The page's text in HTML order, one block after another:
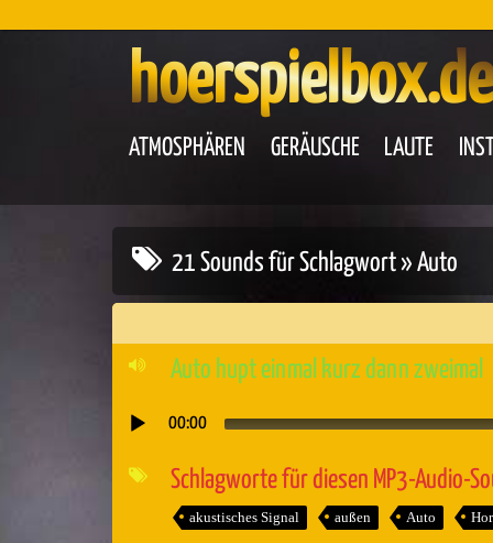
hoerspielbox.de
ATMOSPHÄREN GERÄUSCHE LAUTE
21 Sounds für Schlagwort » Auto
Auto hupt einmal kurz dann zweimal
Audio-
Player
00:00
Schlagworte für diesen MP3-Audio-
akustisches Signal außen Auto